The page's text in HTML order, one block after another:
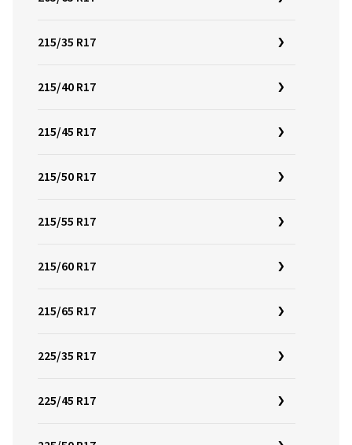
215/35 R17
215/40 R17
215/45 R17
215/50 R17
215/55 R17
215/60 R17
215/65 R17
225/35 R17
225/45 R17